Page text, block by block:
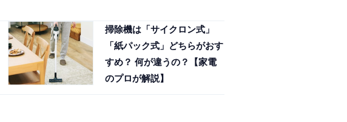
掃除機は「サイクロン式」
「紙パック式」どちらがおす
すめ？ 何が違うの？【家電
のプロが解説】